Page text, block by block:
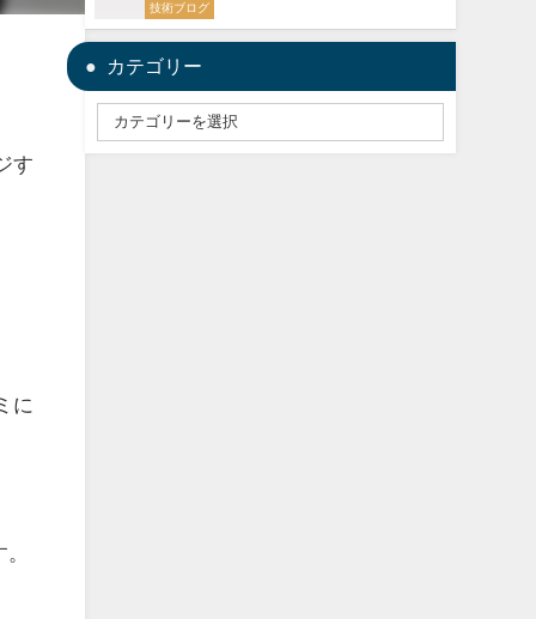
す
に
技術ブログ
カテゴリー